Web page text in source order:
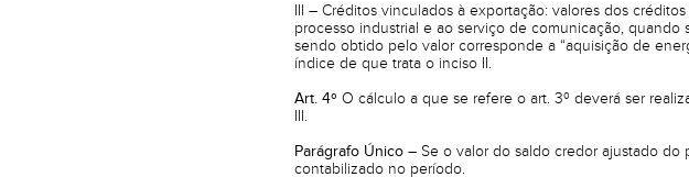
III – Créditos vinculados à exportação: valores dos
processo industrial e ao serviço de comunicação,
sendo obtido pelo valor corresponde a “aquisição de
índice de que trata o inciso II.
Art. 4º O cálculo a que se refere o art. 3º deverá ser
III.
Parágrafo Único –Se o valor do saldo credor ajustado do
contabilizado no período.